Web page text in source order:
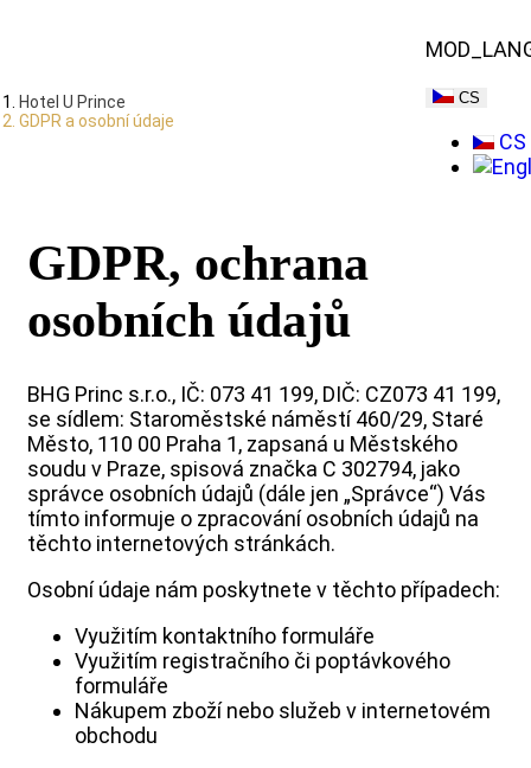
CS
CS
Hotel U Prince
GDPR a osobní údaje
GDPR, ochrana
osobních údajů
BHG Princ s.r.o., IČ: 073 41 199, DIČ: CZ073 41 199,
se sídlem: Staroměstské náměstí 460/29, Staré
Město, 110 00 Praha 1, zapsaná u Městského
soudu v Praze, spisová značka C 302794, jako
správce osobních údajů (dále jen „Správce“) Vás
tímto informuje o zpracování osobních údajů na
těchto internetových stránkách.
Osobní údaje nám poskytnete v těchto případech:
Využitím kontaktního formuláře
Využitím registračního či poptávkového
formuláře
Nákupem zboží nebo služeb v internetovém
obchodu